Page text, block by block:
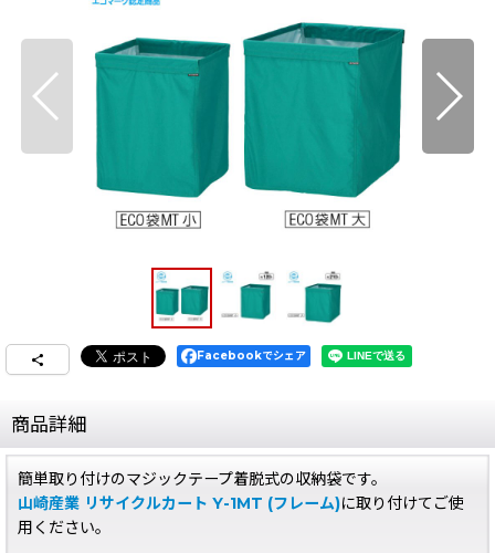
Facebookでシェア
商品詳細
簡単取り付けのマジックテープ着脱式の収納袋です。
山崎産業 リサイクルカート Y-1MT (フレーム)に取り付けてご使
用ください。